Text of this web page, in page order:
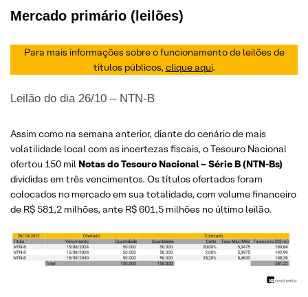
Mercado primário (leilões)
Para mais informações sobre o funcionamento de leilões de
títulos públicos, clique aqui.
Leilão do dia 26/10 – NTN-B
Assim como na semana anterior, diante do cenário de mais
volatilidade local com as incertezas fiscais, o Tesouro Nacional
ofertou 150 mil Notas do Tesouro Nacional – Série B (NTN-Bs)
divididas em três vencimentos. Os títulos ofertados foram
colocados no mercado em sua totalidade, com volume financeiro
de R$ 581,2 milhões, ante R$ 601,5 milhões no último leilão.